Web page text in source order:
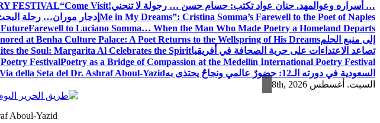
… أسراره وعوالمهد. حنان عواد تكتب: حسام حسن … رجولة لا تنحني! FESTIVAL“Come Visit
Me in My Dreams”: Cristina Somma’s Farewell to the Poet of Naples إدجار موران… رحلة
Farewell to Luciano Somma… When the Man Who Made Poetry a Homeland Departs
إلى منبع الحلمat Benha Culture Palace: A Poet Returns to the Wellspring of His Dreams
تصاعد الاعتداءات على حرية الصحافة في أفريقياthe Soul: Margarita Al Celebrates the Spirit
FestivalPoetry as a Bridge of Compassion at the Medellín International Poetry Festival
السعودية في دورته الـ12: حضورٌ عالمي ونجاحٌ يحتذى به
della Seta del Dr. Ashraf Aboul-Yazid
السبت. أغسطس 8th, 2026
Aboul-Yazid